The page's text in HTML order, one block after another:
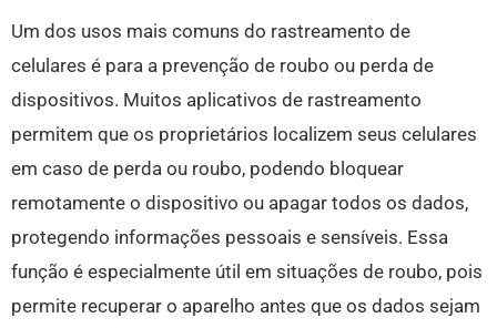
Um dos usos mais comuns do rastreamento de
celulares é para a prevenção de roubo ou perda de
dispositivos. Muitos aplicativos de rastreamento
permitem que os proprietários localizem seus celulares
em caso de perda ou roubo, podendo bloquear
remotamente o dispositivo ou apagar todos os dados,
protegendo informações pessoais e sensíveis. Essa
função é especialmente útil em situações de roubo, pois
permite recuperar o aparelho antes que os dados sejam